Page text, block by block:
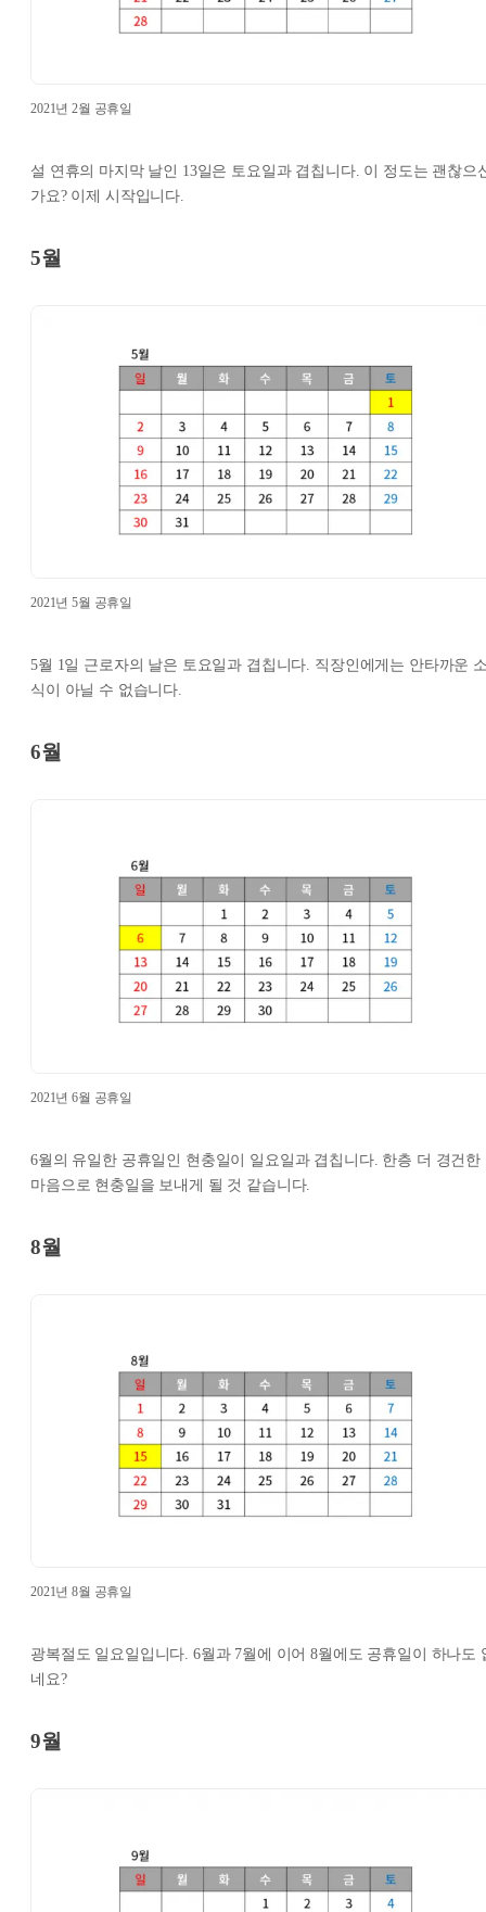
2021년 2월 공휴일
설 연휴의 마지막 날인 13일은 토요일과 겹칩니다. 이 정도는 괜찮으
가요? 이제 시작입니다.
5월
2021년 5월 공휴일
5월 1일 근로자의 날은 토요일과 겹칩니다. 직장인에게는 안타까운
식이 아닐 수 없습니다.
6월
2021년 6월 공휴일
6월의 유일한 공휴일인 현충일이 일요일과 겹칩니다. 한층 더 경건한
마음으로 현충일을 보내게 될 것 같습니다.
8월
2021년 8월 공휴일
광복절도 일요일입니다. 6월과 7월에 이어 8월에도 공휴일이 하나도
네요?
9월